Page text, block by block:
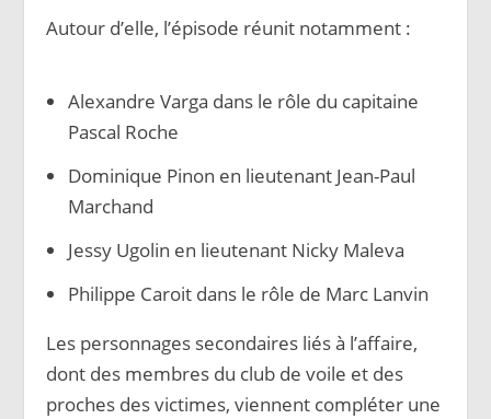
Autour d’elle, l’épisode réunit notamment :
Alexandre Varga dans le rôle du capitaine
Pascal Roche
Dominique Pinon en lieutenant Jean-Paul
Marchand
Jessy Ugolin en lieutenant Nicky Maleva
Philippe Caroit dans le rôle de Marc Lanvin
Les personnages secondaires liés à l’affaire,
dont des membres du club de voile et des
proches des victimes, viennent compléter une